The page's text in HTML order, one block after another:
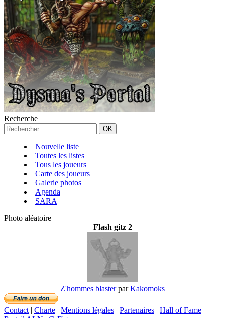
Recherche
Nouvelle liste
Toutes les listes
Tous les joueurs
Carte des joueurs
Galerie photos
Agenda
SARA
Photo aléatoire
Flash gitz 2
Z'hommes blasterparKakomoks
Contact| Charte | Mentions légales | Partenaires | Hall of Fame |